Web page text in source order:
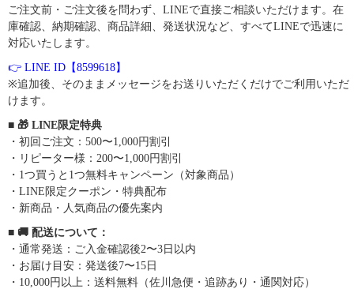
ご注文前・ご注文後を問わず、LINEで直接ご相談いただけます。在
庫確認、納期確認、商品詳細、発送状況など、すべてLINEで迅速に
対応いたします。
👉 LINE ID【8599618】
※追加後、そのままメッセージをお送りいただくだけでご利用いただ
けます。
■ 🎁 LINE限定特典
・初回ご注文：500〜1,000円割引
・リピーター様：200〜1,000円割引
・1つ買うと1つ無料キャンペーン（対象商品）
・LINE限定クーポン・特典配布
・新商品・人気商品の優先案内
■ 🚚 配送について：
・通常発送：ご入金確認後2〜3日以内
・お届け目安：発送後7〜15日
・10,000円以上：送料無料（佐川急便・追跡あり・通関対応）